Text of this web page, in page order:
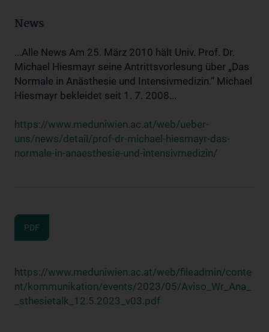
News
...Alle News Am 25. März 2010 hält Univ. Prof. Dr.
Michael Hiesmayr seine Antrittsvorlesung über „Das
Normale in Anästhesie und Intensivmedizin.“ Michael
Hiesmayr bekleidet seit 1. 7. 2008...
https://www.meduniwien.ac.at/web/ueber-
uns/news/detail/prof-dr-michael-hiesmayr-das-
normale-in-anaesthesie-und-intensivmedizin/
PDF
https://www.meduniwien.ac.at/web/fileadmin/conte
nt/kommunikation/events/2023/05/Aviso_Wr_Ana_
_sthesietalk_12.5.2023_v03.pdf